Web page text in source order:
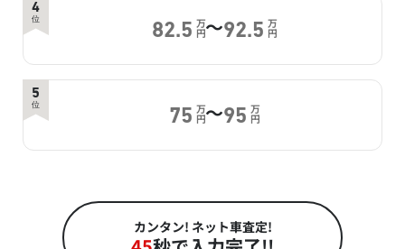
4
位
82.5 万
円～92.5 万
円
5
位
75 万
円～95 万
円
カンタン! ネット車査定!